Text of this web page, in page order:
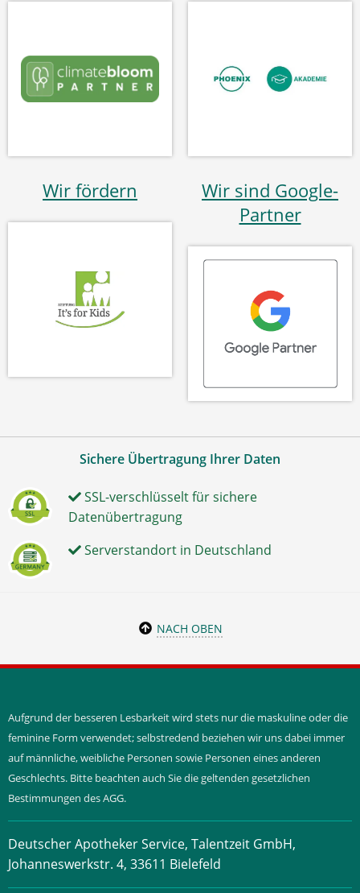
Wir fördern
Wir sind Google-
Partner
Sichere Übertragung Ihrer Daten
SSL-verschlüsselt für sichere
Datenübertragung
Serverstandort in Deutschland
NACH OBEN
Aufgrund der besseren Lesbarkeit wird stets nur die maskuline oder die
feminine Form verwendet; selbstredend beziehen wir uns dabei immer
auf männliche, weibliche Personen sowie Personen eines anderen
Geschlechts. Bitte beachten auch Sie die geltenden gesetzlichen
Bestimmungen des AGG.
Deutscher Apotheker Service, Talentzeit GmbH,
Johanneswerkstr. 4, 33611 Bielefeld